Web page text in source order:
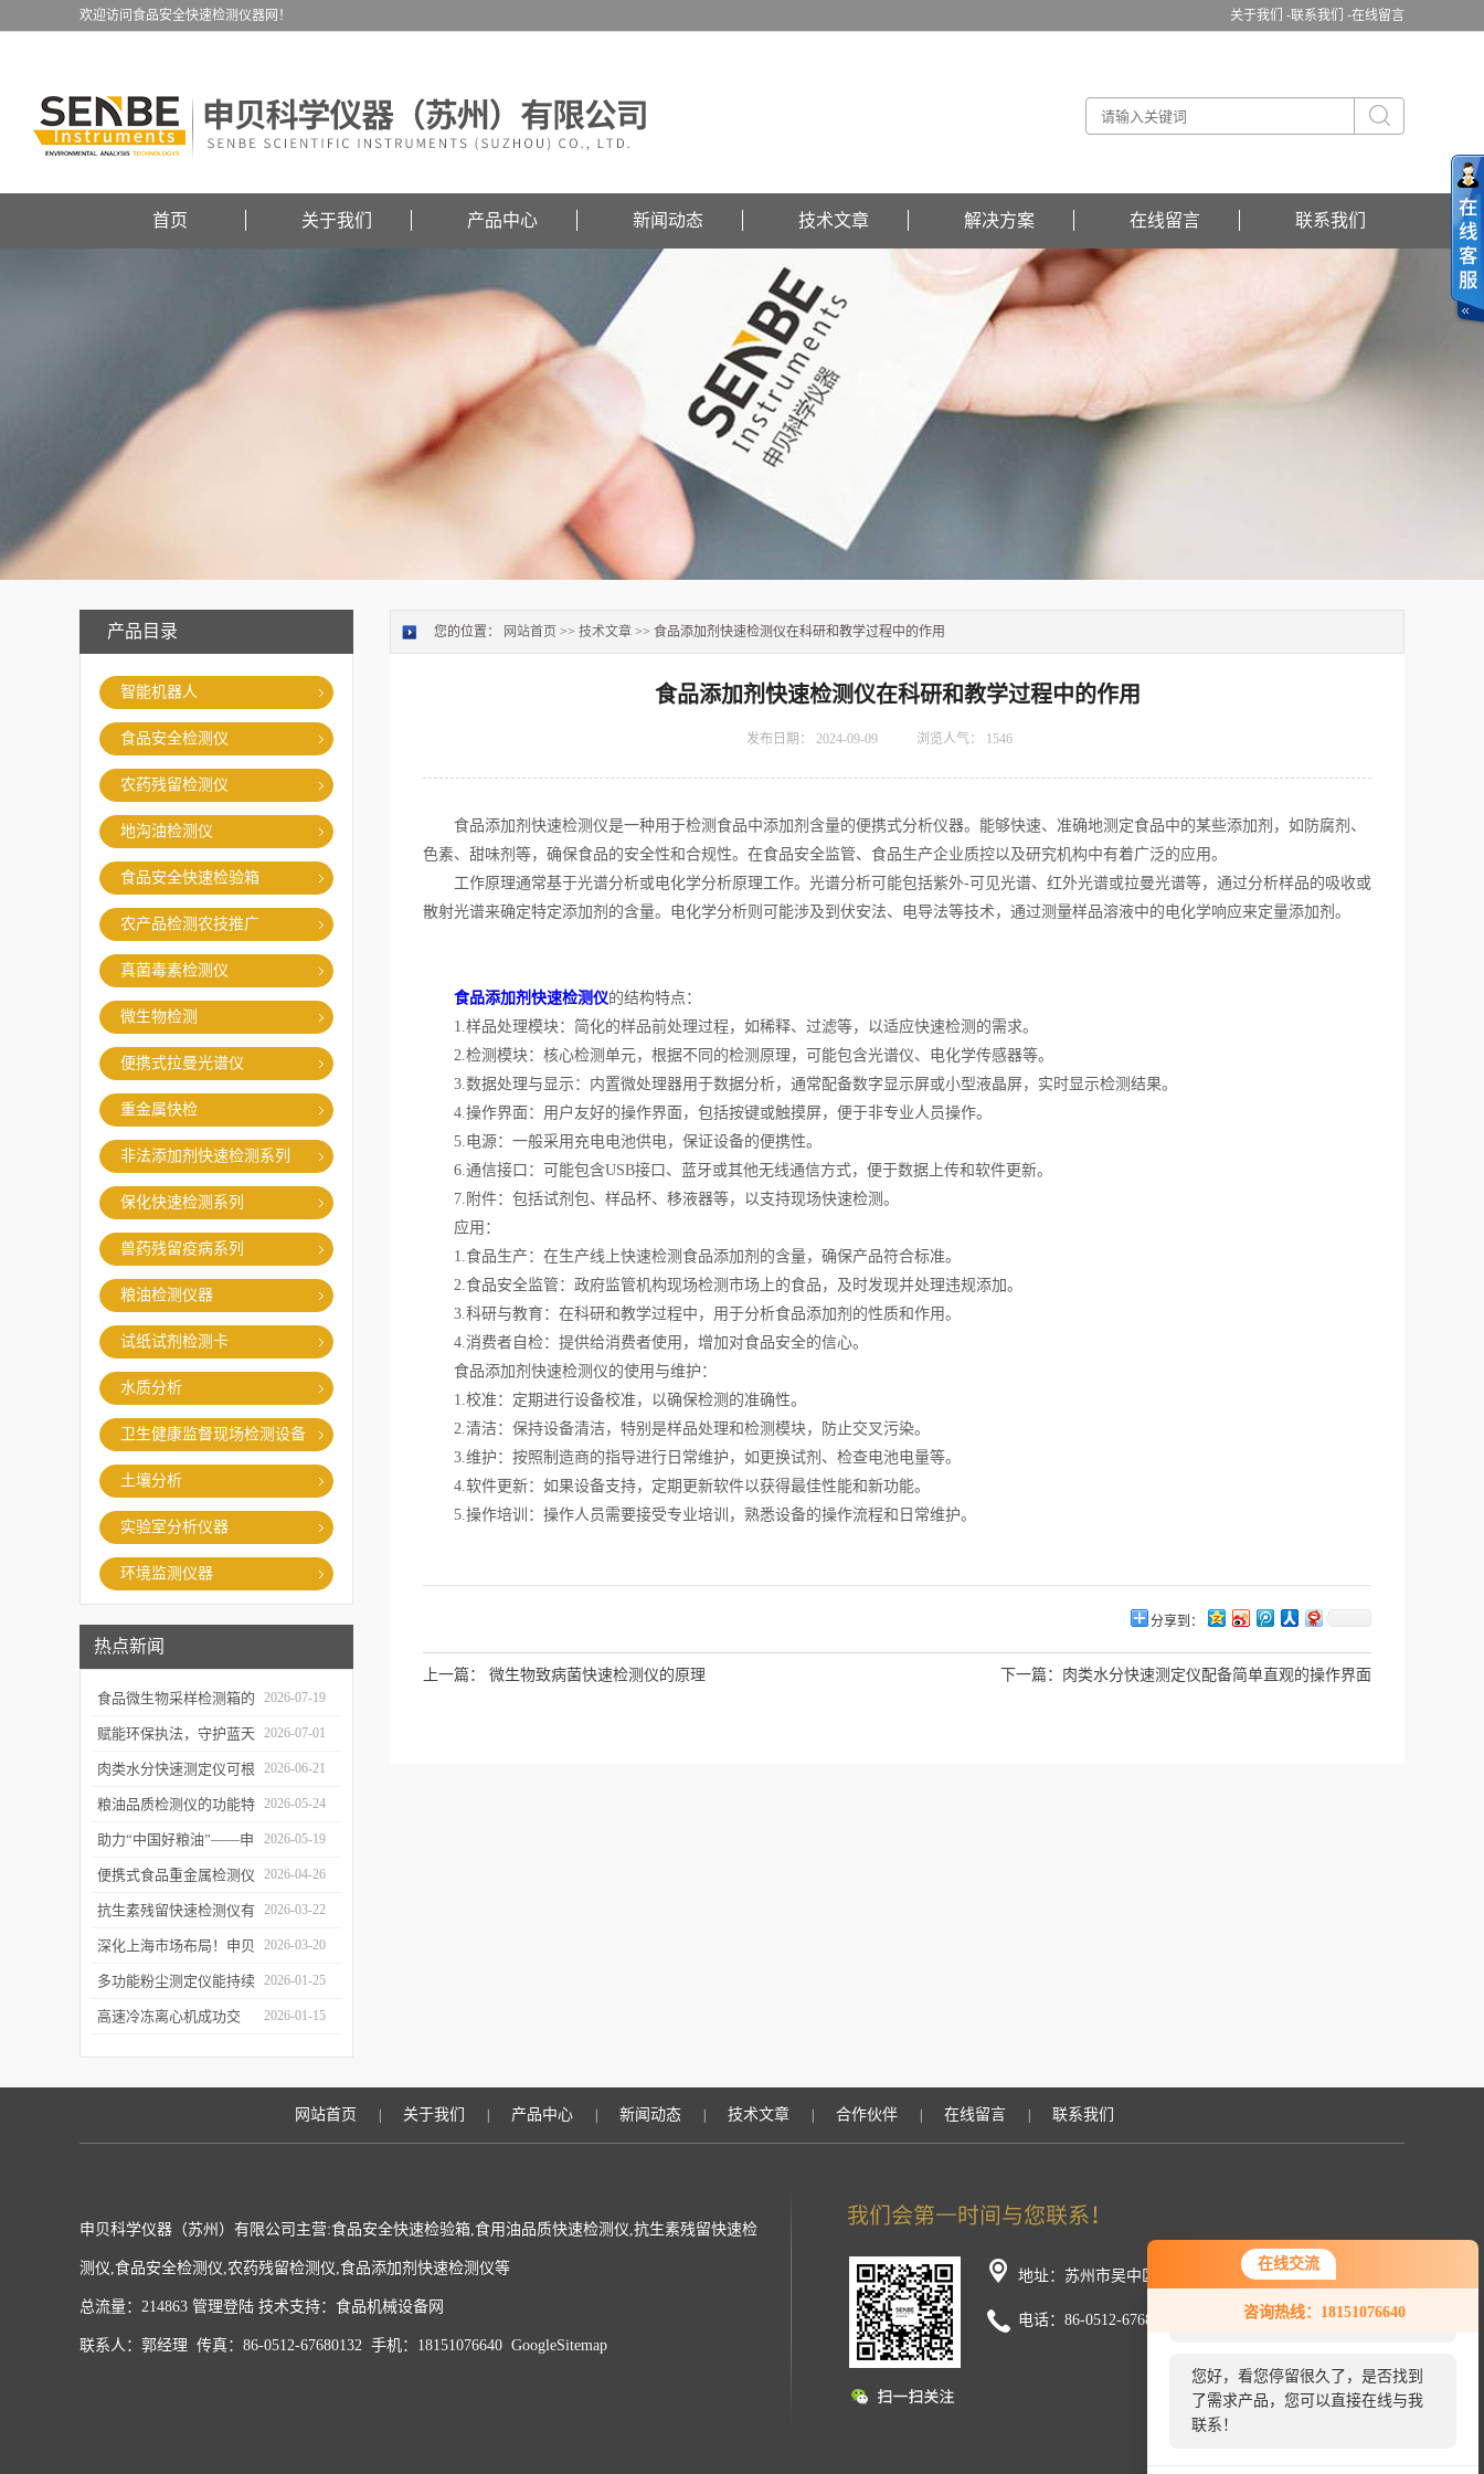
在线交流
咨询热线：18151076640
服务，请问您要咨询什么问题呢？
您好，看您停留很久了，是否找到
了需求产品，您可以直接在线与我
联系！
关于我们 -联系我们 -在线留言
欢迎访问食品安全快速检测仪器网！
首页 关于我们 产品中心 新闻动态 技术文章 解决方案 在线留言 联系我们
产品目录
智能机器人
食品安全检测仪
农药残留检测仪
地沟油检测仪
食品安全快速检验箱
农产品检测农技推广
真菌毒素检测仪
微生物检测
便携式拉曼光谱仪
重金属快检
非法添加剂快速检测系列
保化快速检测系列
兽药残留疫病系列
粮油检测仪器
试纸试剂检测卡
水质分析
卫生健康监督现场检测设备
土壤分析
实验室分析仪器
环境监测仪器
热点新闻
食品微生物采样检测箱的
结构功能及具体使用流程
介绍
2026-07-19
赋能环保执法，守护蓝天
白云——粉尘测定仪成功
交付某市生态环境执法支
队
2026-07-01
肉类水分快速测定仪可根
据不同肉品的特性切换对
应检测模式
2026-06-21
粮油品质检测仪的功能特
点及优势体现
2026-05-24
助力“中国好粮油”——申
贝科学仪器粮油检测仪器
整装发往粮油站
2026-05-19
便携式食品重金属检测仪
有哪些特点值得选择？
2026-04-26
抗生素残留快速检测仪有
哪些优势值得选择？
2026-03-22
深化上海市场布局！申贝
科学仪器水质在线监测仪
成功签约沪上客户
2026-03-20
多功能粉尘测定仪能持续
监测粉尘浓度，实时显示
2026-01-25
高速冷冻离心机成功交
发与精准检测
2026-01-15
您的位置： 网站首页 >> 技术文章 >> 食品添加剂快速检测仪在科研和教学过程中的作用
食品添加剂快速检测仪在科研和教学过程中的作用
发布日期： 2024-09-09 浏览人气： 1546
食品添加剂快速检测仪是一种用于检测食品中添加剂含量的便携式分析仪器。能够快速、准确地测定食品中的某些添加剂，如防腐剂、
色素、甜味剂等，确保食品的安全性和合规性。在食品安全监管、食品生产企业质控以及研究机构中有着广泛的应用。
工作原理通常基于光谱分析或电化学分析原理工作。光谱分析可能包括紫外-可见光谱、红外光谱或拉曼光谱等，通过分析样品的吸收或
散射光谱来确定特定添加剂的含量。电化学分析则可能涉及到伏安法、电导法等技术，通过测量样品溶液中的电化学响应来定量添加剂。
食品添加剂快速检测仪的结构特点：
1.样品处理模块：简化的样品前处理过程，如稀释、过滤等，以适应快速检测的需求。
2.检测模块：核心检测单元，根据不同的检测原理，可能包含光谱仪、电化学传感器等。
3.数据处理与显示：内置微处理器用于数据分析，通常配备数字显示屏或小型液晶屏，实时显示检测结果。
4.操作界面：用户友好的操作界面，包括按键或触摸屏，便于非专业人员操作。
5.电源：一般采用充电电池供电，保证设备的便携性。
6.通信接口：可能包含USB接口、蓝牙或其他无线通信方式，便于数据上传和软件更新。
7.附件：包括试剂包、样品杯、移液器等，以支持现场快速检测。
应用：
1.食品生产：在生产线上快速检测食品添加剂的含量，确保产品符合标准。
2.食品安全监管：政府监管机构现场检测市场上的食品，及时发现并处理违规添加。
3.科研与教育：在科研和教学过程中，用于分析食品添加剂的性质和作用。
4.消费者自检：提供给消费者使用，增加对食品安全的信心。
食品添加剂快速检测仪的使用与维护：
1.校准：定期进行设备校准，以确保检测的准确性。
2.清洁：保持设备清洁，特别是样品处理和检测模块，防止交叉污染。
3.维护：按照制造商的指导进行日常维护，如更换试剂、检查电池电量等。
4.软件更新：如果设备支持，定期更新软件以获得最佳性能和新功能。
5.操作培训：操作人员需要接受专业培训，熟悉设备的操作流程和日常维护。
分享到：
上一篇： 微生物致病菌快速检测仪的原理 下一篇： 肉类水分快速测定仪配备简单直观的操作界面
网站首页 关于我们 产品中心 新闻动态 技术文章 合作伙伴 在线留言 联系我们
申贝科学仪器（苏州）有限公司主营:食品安全快速检验箱,食用油品质快速检测仪,抗生素残留快速检
测仪,食品安全检测仪,农药残留检测仪,食品添加剂快速检测仪等
总流量：214863 管理登陆 技术支持： 食品机械设备网
联系人：郭经理 传真：86-0512-67680132 手机：18151076640 GoogleSitemap
地址：苏州市吴中区金枫路216号东创科技园D幢
电话：86-0512-67681058